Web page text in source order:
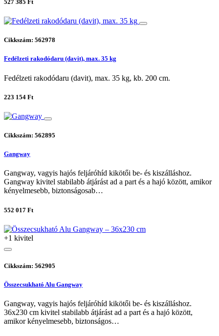
527 385 Ft
Cikkszám: 562978
Fedélzeti rakodódaru (davit), max. 35 kg
Fedélzeti rakodódaru (davit), max. 35 kg, kb. 200 cm.
223 154 Ft
Cikkszám: 562895
Gangway
Gangway, vagyis hajós feljáróhíd kikötői be- és kiszálláshoz.
Gangway kivitel stabilabb átjárást ad a part és a hajó között, amikor
kényelmesebb, biztonságosab…
552 017 Ft
+1 kivitel
Cikkszám: 562905
Összecsukható Alu Gangway
Gangway, vagyis hajós feljáróhíd kikötői be- és kiszálláshoz.
36x230 cm kivitel stabilabb átjárást ad a part és a hajó között,
amikor kényelmesebb, biztonságos…